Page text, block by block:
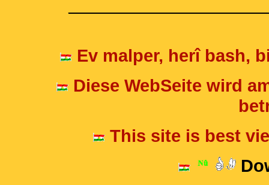
Ev malper, herî bash,
Diese WebSeite wird
This site is best